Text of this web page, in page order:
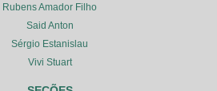
Rubens Amador Filho
Said Anton
Sérgio Estanislau
Vivi Stuart